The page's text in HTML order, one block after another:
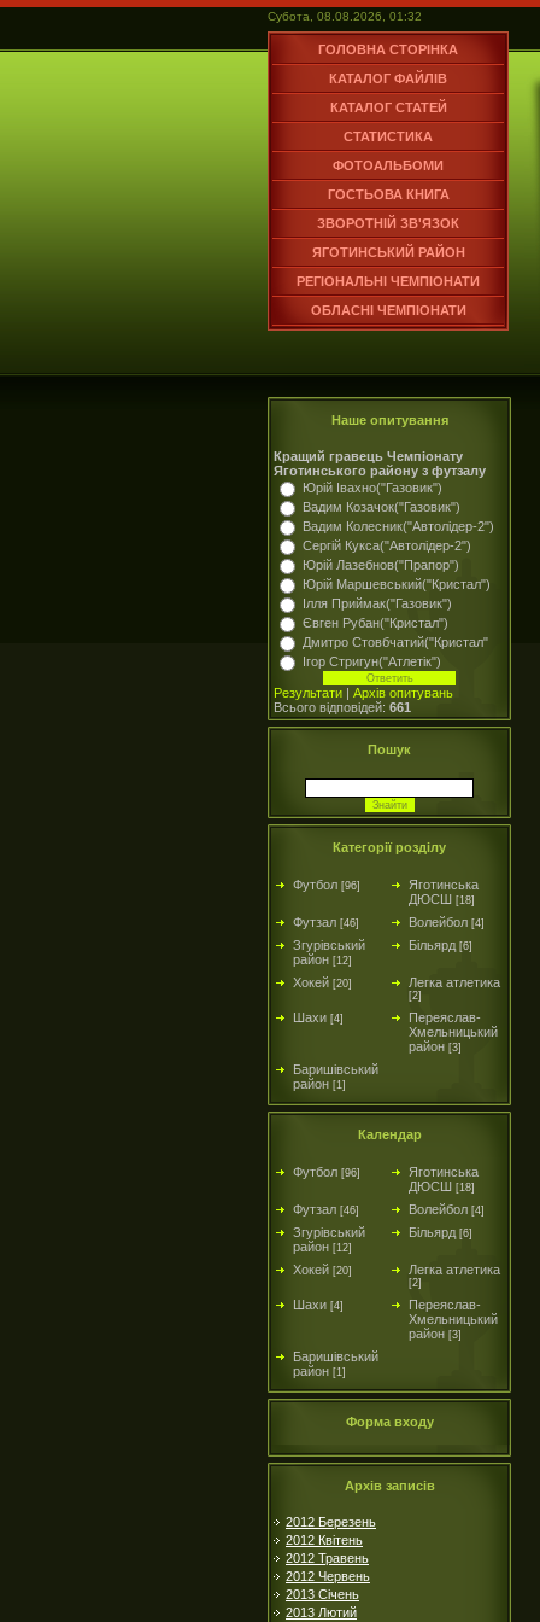
Субота, 08.08.2026, 01:32
ГОЛОВНА СТОРІНКА
КАТАЛОГ ФАЙЛІВ
КАТАЛОГ СТАТЕЙ
СТАТИСТИКА
ФОТОАЛЬБОМИ
ГОСТЬОВА КНИГА
ЗВОРОТНІЙ ЗВ'ЯЗОК
ЯГОТИНСЬКИЙ РАЙОН
РЕГІОНАЛЬНІ ЧЕМПІОНАТИ
ОБЛАСНІ ЧЕМПІОНАТИ
Наше опитування
Кращий гравець Чемпіонату
Яготинського району з футзалу
Юрій Івахно("Газовик")
Вадим Козачок("Газовик")
Вадим Колесник("Автолідер-2")
Сергій Кукса("Автолідер-2")
Юрій Лазебнов("Прапор")
Юрій Маршевський("Кристал")
Ілля Приймак("Газовик")
Євген Рубан("Кристал")
Дмитро Стовбчатий("Кристал"
Ігор Стригун("Атлетік")
Результати | Архів опитувань
Всього відповідей: 661
Пошук
Категорії розділу
Футбол [96]
Яготинська
ДЮСШ [18]
Футзал [46] Волейбол [4]
Згурівський
район [12]
Більярд [6]
Хокей [20] Легка атлетика
[2]
Шахи [4]
Переяслав-
Хмельницький
район [3]
Баришівський
район [1]
Календар
Футбол [96]
Яготинська
ДЮСШ [18]
Футзал [46] Волейбол [4]
Згурівський
район [12]
Більярд [6]
Хокей [20] Легка атлетика
[2]
Шахи [4]
Переяслав-
Хмельницький
район [3]
Баришівський
район [1]
Форма входу
Архів записів
2012 Березень
2012 Квітень
2012 Травень
2012 Червень
2013 Січень
2013 Лютий